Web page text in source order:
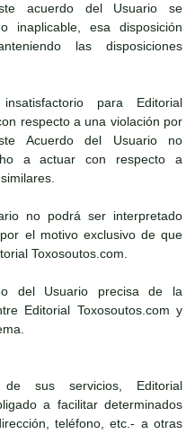
acuerdo del Usuario se
inaplicable, esa disposición
las disposiciones
para Editorial
respecto a una violación por
Acuerdo del Usuario no
a actuar con respecto a
no podrá ser interpretado
el motivo exclusivo de que
Toxosoutos.com.
del Usuario precisa de la
Editorial Toxosoutos.com y
sus servicios, Editorial
a facilitar determinados
teléfono, etc.- a otras